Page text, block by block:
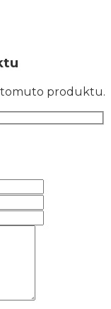
produktu.